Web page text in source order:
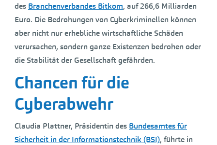
des Branchenverbandes Bitkom, auf 266,6 Milliarden
Euro. Die Bedrohungen von Cyberkriminellen können
aber nicht nur erhebliche wirtschaftliche Schäden
verursachen, sondern ganze Existenzen bedrohen oder
die Stabilität der Gesellschaft gefährden.
Chancen für die
Cyberabwehr
Claudia Plattner, Präsidentin des Bundesamtes für
Sicherheit in der Informationstechnik (BSI), führte in